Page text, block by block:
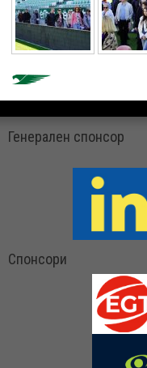
Генерален спонсор
Спонсори